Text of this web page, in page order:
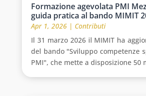
Formazione agevolata PMI
guida pratica al bando MIMIT
Apr 1, 2026| Contributi
Il 31 marzo 2026 il MIMIT ha
del bando "Sviluppo competenze
PMI", che mette a disposizione 50